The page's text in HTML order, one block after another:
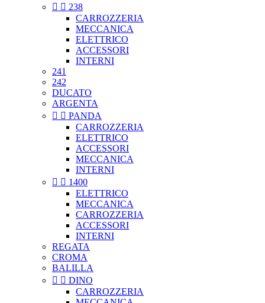
  238
CARROZZERIA
MECCANICA
ELETTRICO
ACCESSORI
INTERNI
241
242
DUCATO
ARGENTA
  PANDA
CARROZZERIA
ELETTRICO
ACCESSORI
MECCANICA
INTERNI
  1400
ELETTRICO
MECCANICA
CARROZZERIA
ACCESSORI
INTERNI
REGATA
CROMA
BALILLA
  DINO
CARROZZERIA